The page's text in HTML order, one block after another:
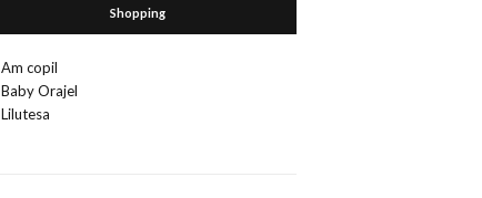
Shopping
Am copil
Baby Orajel
Lilutesa